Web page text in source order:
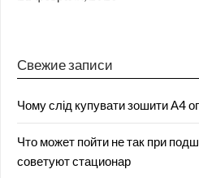
Свежие записи
Чому слід купувати зошити А4
Что может пойти не так при
советуют стационар